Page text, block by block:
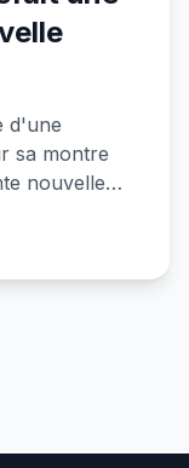
d'une
sa montre
nouvelle